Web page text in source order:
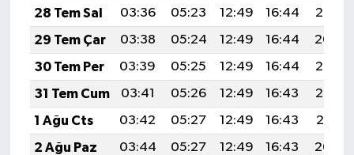
28 Tem Sal
03:36 05:23 12:49 16:44
20:05
29 Tem Çar
03:38 05:24 12:49 16:44
20:04
30 Tem Per
03:39 05:25 12:49 16:44
20:03
31 Tem Cum
03:41 05:26 12:49 16:43
20:02
1 Ağu Cts
03:42 05:27 12:49 16:43
20:01
2 Ağu Paz
03:44 05:27 12:49 16:43
20:00